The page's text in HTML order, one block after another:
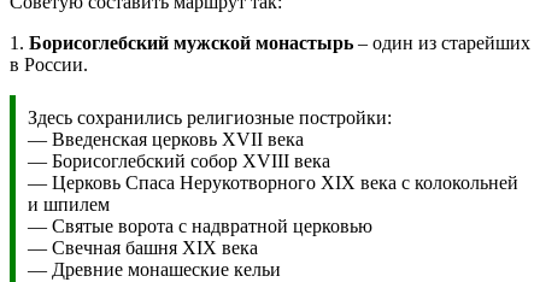
1. Борисоглебский мужской монастырь – один из старейших
в России.
Здесь сохранились религиозные постройки:
— Введенская церковь XVII века
— Борисоглебский собор XVIII века
— Церковь Спаса Нерукотворного XIX века с колокольней
и шпилем
— Святые ворота с надвратной церковью
— Свечная башня XIX века
— Древние монашеские кельи